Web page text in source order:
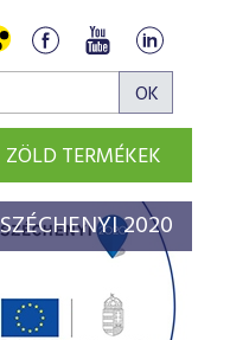
ZÖLD TERMÉKEK
SZÉCHENYI 2020